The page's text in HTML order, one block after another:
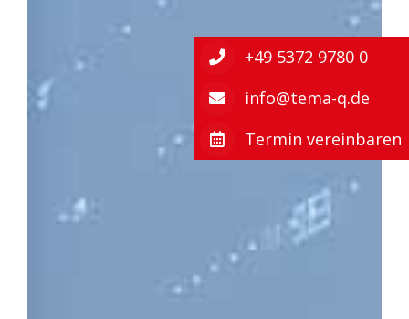
+49 5372 9780 0
info@tema-q.de
Termin vereinbaren